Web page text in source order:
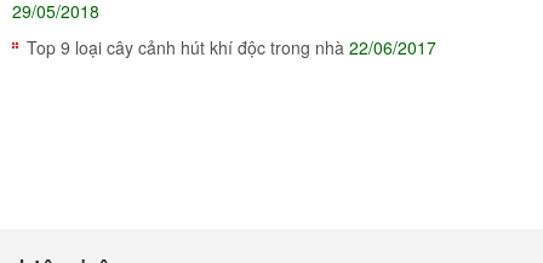
29/05/2018
Top 9 loại cây cảnh hút khí độc trong nhà 22/06/2017